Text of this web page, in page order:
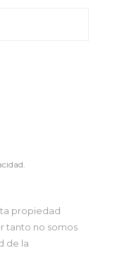
propiedad
tanto no somos
de la